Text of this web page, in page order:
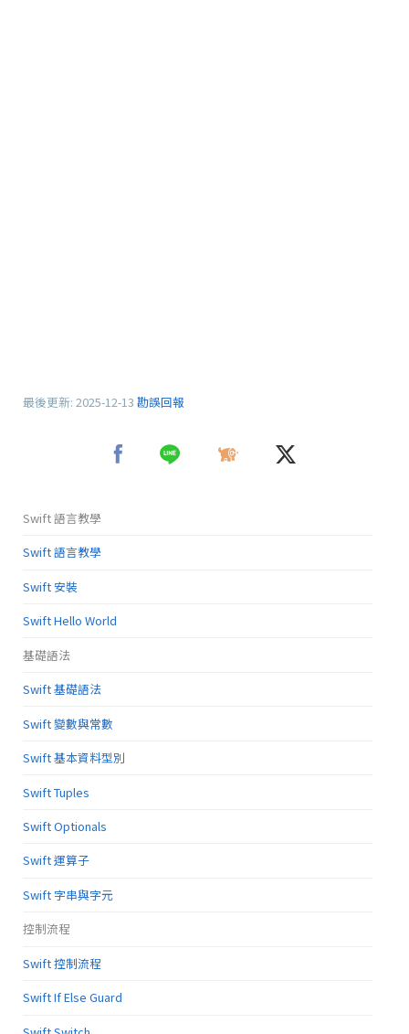
最後更新: 2025-12-13 勘誤回報
Swift 語言教學
Swift 語言教學
Swift 安裝
Swift Hello World
基礎語法
Swift 基礎語法
Swift 變數與常數
Swift 基本資料型別
Swift Tuples
Swift Optionals
Swift 運算子
Swift 字串與字元
控制流程
Swift 控制流程
Swift If Else Guard